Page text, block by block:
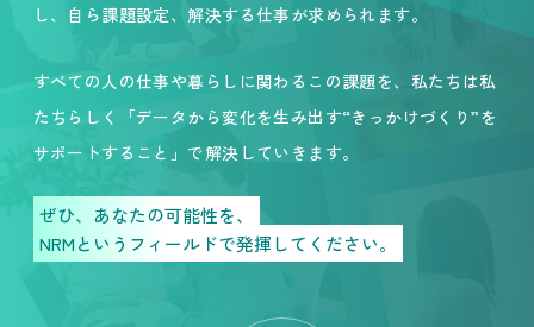
し、自ら課題設定、解決する仕事が求められます。
すべての人の仕事や暮らしに関わるこの課題を、私たちは私
たちらしく「データから変化を生み出す“きっかけづくり”を
サポートすること」で解決していきます。
ぜひ、あなたの可能性を、
NRMというフィールドで発揮してください。